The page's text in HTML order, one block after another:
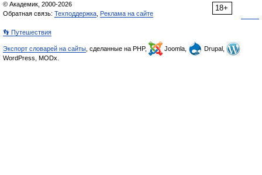
18+
© Академик, 2000-2026
Обратная связь: Техподдержка Реклама на сайте
👣 Путешествия
Экспорт словарей на сайты , сделанные на PHP, Joomla,
Drupal,
WordPress, MODx.